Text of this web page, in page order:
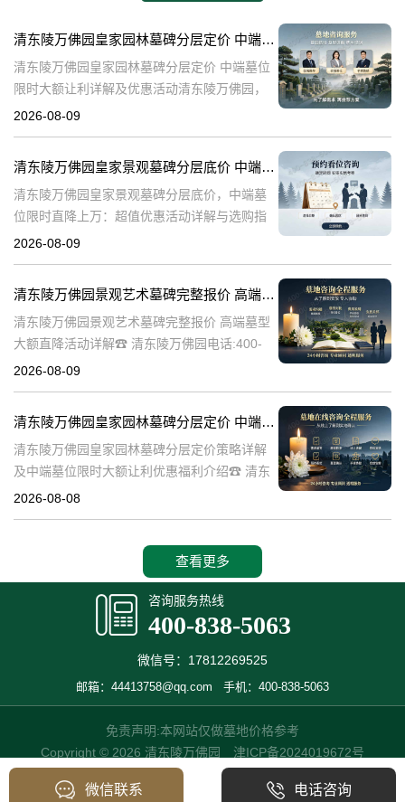
清东陵万佛园皇家园林墓碑分层定价 中端墓位限时大额让利详解及优惠活动
清东陵万佛园皇家园林墓碑分层定价 中端墓位
限时大额让利详解及优惠活动清东陵万佛园，
作为中国历史上著名的皇家陵园之一，承载着
2026-08-09
清东陵万佛园皇家景观墓碑分层底价 中端墓位限时直降上万：超值优惠活动详解与选购指南
清东陵万佛园皇家景观墓碑分层底价，中端墓
位限时直降上万：超值优惠活动详解与选购指
南☎ 清东陵万佛园电话:400-838-5063清东陵
2026-08-09
清东陵万佛园景观艺术墓碑完整报价 高端墓型大额直降活动详解
清东陵万佛园景观艺术墓碑完整报价 高端墓型
大额直降活动详解☎ 清东陵万佛园电话:400-
838-5063清东陵万佛园，作为中国著名的皇家
2026-08-09
清东陵万佛园皇家园林墓碑分层定价 中端墓位限时大额让利详解及优惠福利
清东陵万佛园皇家园林墓碑分层定价策略详解
及中端墓位限时大额让利优惠福利介绍☎ 清东
陵万佛园电话:400-838-5063清东陵万佛园，作
2026-08-08
查看更多
咨询服务热线
400-838-5063
微信号：17812269525
邮箱：44413758@qq.com 手机：400-838-5063
免责声明:本网站仅做墓地价格参考
Copyright © 2026 清东陵万佛园 津ICP备2024019672号
微信联系 电话咨询